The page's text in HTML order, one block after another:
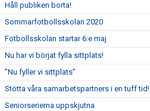
Håll publiken borta!
Sommarfotbollsskolan 2020
Fotbollsskolan startar 6:e maj
Nu har vi börjat fylla sittplats!
”Nu fyller vi sittplats”
Stötta våra samarbetspartners i en tuff tid!
Seniorserierna uppskjutna